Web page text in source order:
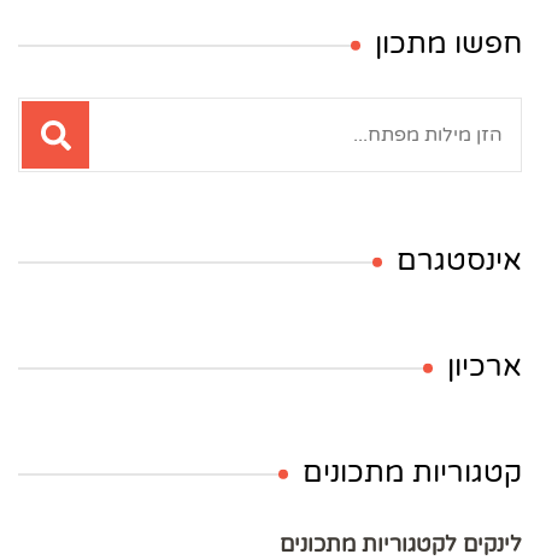
חפשו מתכון
אינסטגרם
ארכיון
קטגוריות מתכונים
לינקים לקטגוריות מתכונים